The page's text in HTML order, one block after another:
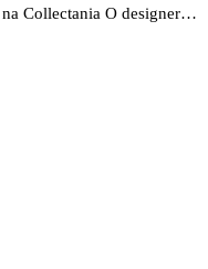
Collectania O designer…